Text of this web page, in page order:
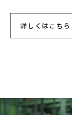
詳しくはこちら